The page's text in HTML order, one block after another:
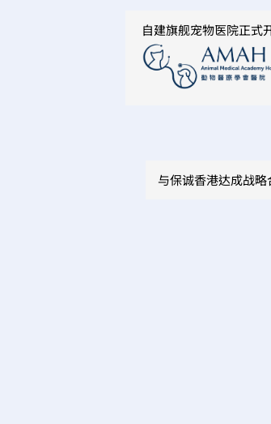
自建旗舰宠物医院正式
与保诚香港达成战略